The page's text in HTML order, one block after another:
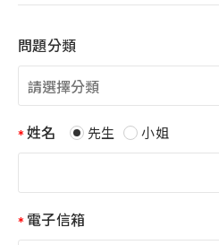
問題分類
姓名 先生 小姐
電子信箱